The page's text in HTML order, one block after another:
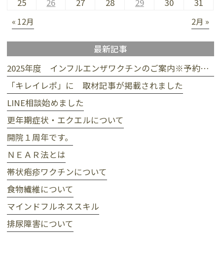
« 12月 2月 »
最新記事
2025年度 インフルエンザワクチンのご案内※予約受付終了
「キレイレポ」に 取材記事が掲載されました
LINE相談始めました
更年期症状・エクエルについて
開院１周年です。
ＮＥＡＲ法とは
帯状疱疹ワクチンについて
食物繊維について
マインドフルネススキル
排尿障害について